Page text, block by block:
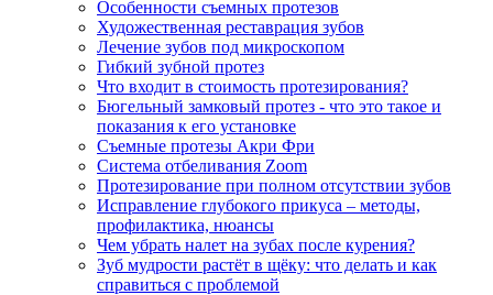
Особенности съемных протезов
Художественная реставрация зубов
Лечение зубов под микроскопом
Гибкий зубной протез
Что входит в стоимость протезирования?
Бюгельный замковый протез - что это такое и
показания к его установке
Съемные протезы Акри Фри
Система отбеливания Zoom
Протезирование при полном отсутствии зубов
Исправление глубокого прикуса – методы,
профилактика, нюансы
Чем убрать налет на зубах после курения?
Зуб мудрости растёт в щёку: что делать и как
справиться с проблемой